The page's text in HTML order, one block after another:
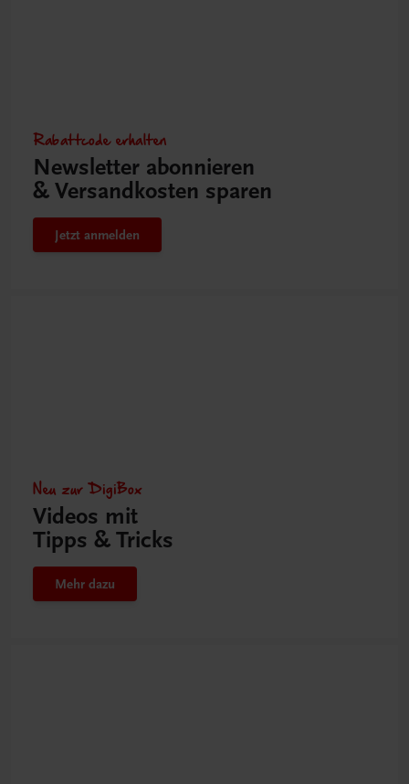
Rabattcode erhalten
Newsletter abonnieren
& Versandkosten sparen
Jetzt anmelden
Neu zur DigiBox
Videos mit
Tipps & Tricks
Mehr dazu